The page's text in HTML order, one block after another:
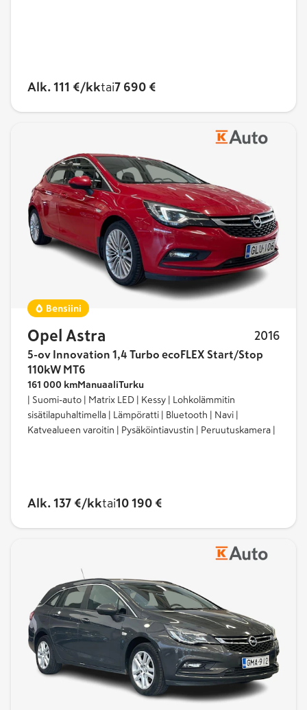
Alk. 111 €/kktai7 690 €
Bensiini
Opel Astra 2016
5-ov Innovation 1,4 Turbo ecoFLEX Start/Stop
110kW MT6
161 000 km ManuaaliTurku
| Suomi-auto | Matrix LED | Kessy | Lohkolämmitin
sisätilapuhaltimella | Lämpöratti | Bluetooth | Navi |
Katvealueen varoitin | Pysäköintiavustin | Peruutuskamera |
Alk. 137 €/kktai10 190 €